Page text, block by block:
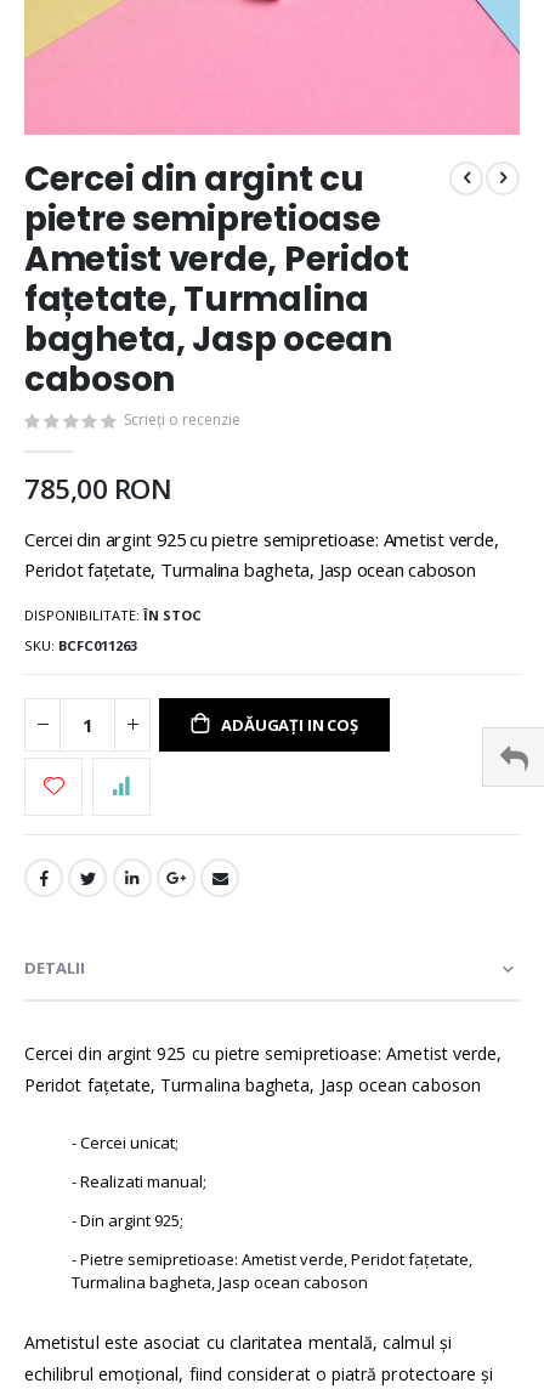
Cercei din argint cu
pietre semipretioase
Ametist verde, Peridot
fațetate, Turmalina
bagheta, Jasp ocean
caboson
Scrieți o recenzie
785,00 RON
Cercei din argint 925 cu pietre semipretioase: Ametist verde,
Peridot fațetate, Turmalina bagheta, Jasp ocean caboson
DISPONIBILITATE: ÎN STOC
SKU BCFC011263
ADĂUGAȚI IN COȘ
DETALII
Cercei din argint 925 cu pietre semipretioase: Ametist verde,
Peridot fațetate, Turmalina bagheta, Jasp ocean caboson
- Cercei unicat;
- Realizati manual;
- Din argint 925;
- Pietre semipretioase: Ametist verde, Peridot fațetate,
Turmalina bagheta, Jasp ocean caboson
Ametistul este asociat cu claritatea mentală, calmul și
echilibrul emoțional, fiind considerat o piatră protectoare și